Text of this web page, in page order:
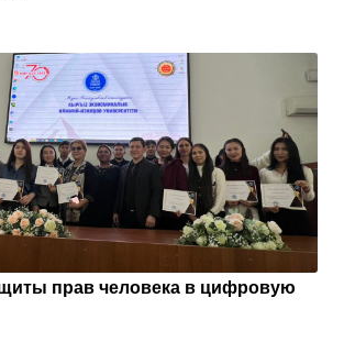
прав человека в цифровую